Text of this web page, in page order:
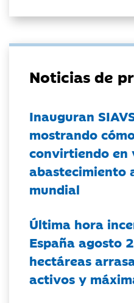
Noticias de
Inauguran
mostrando
convirtiendo en
abastecimiento
mundial
Última hora
España agosto
hectáreas
activos y